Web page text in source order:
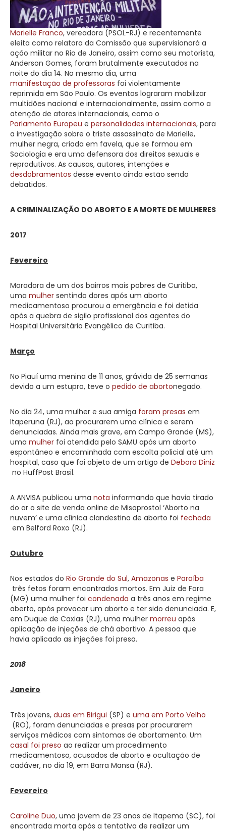
Marielle Franco, vereadora (PSOL-RJ) e recentemente
eleita como relatora da Comissão que supervisionará a
ação militar no Rio de Janeiro, assim como seu motorista,
Anderson Gomes, foram brutalmente executados na
noite do dia 14. No mesmo dia, uma
manifestação de professoras foi violentamente
reprimida em São Paulo. Os eventos lograram mobilizar
multidões nacional e internacionalmente, assim como a
atenção de atores internacionais, como o
Parlamento Europeu e personalidades internacionais, para
a investigação sobre o triste assassinato de Marielle,
mulher negra, criada em favela, que se formou em
Sociologia e era uma defensora dos direitos sexuais e
reprodutivos. As causas, autores, intenções e
desdobramentos desse evento ainda estão sendo
debatidos.
A CRIMINALIZAÇÃO DO ABORTO E A MORTE DE MULHERES
2017
Fevereiro
Moradora de um dos bairros mais pobres de Curitiba,
uma mulher sentindo dores após um aborto
medicamentoso procurou a emergência e foi detida
após a quebra de sigilo profissional dos agentes do
Hospital Universitário Evangélico de Curitiba.
Março
No Piauí uma menina de 11 anos, grávida de 25 semanas
devido a um estupro, teve o pedido de abortonegado.
No dia 24, uma mulher e sua amiga foram presas em
Itaperuna (RJ), ao procurarem uma clínica e serem
denunciadas. Ainda mais grave, em Campo Grande (MS),
uma mulher foi atendida pelo SAMU após um aborto
espontâneo e encaminhada com escolta policial até um
hospital, caso que foi objeto de um artigo de Debora Diniz
no HuffPost Brasil.
A ANVISA publicou uma nota informando que havia tirado
do ar o site de venda online de Misoprostol ‘Aborto na
nuvem’ e uma clínica clandestina de aborto foi fechada
em Belford Roxo (RJ).
Outubro
Nos estados do Rio Grande do Sul, Amazonas e Paraíba
três fetos foram encontrados mortos. Em Juiz de Fora
(MG) uma mulher foi condenada a três anos em regime
aberto, após provocar um aborto e ter sido denunciada. E,
em Duque de Caxias (RJ), uma mulher morreu após
aplicação de injeções de chá abortivo. A pessoa que
havia aplicado as injeções foi presa.
2018
Janeiro
Três jovens, duas em Birigui (SP) e uma em Porto Velho
(RO), foram denunciadas e presas por procurarem
serviços médicos com sintomas de abortamento. Um
casal foi preso ao realizar um procedimento
medicamentoso, acusados de aborto e ocultação de
cadáver, no dia 19, em Barra Mansa (RJ).
Fevereiro
Caroline Duo, uma jovem de 23 anos de Itapema (SC), foi
encontrada morta após a tentativa de realizar um